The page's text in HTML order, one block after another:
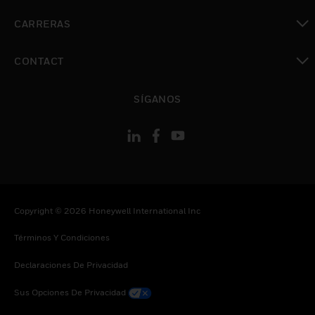
CARRERAS
CONTACT
SÍGANOS
Copyright © 2026 Honeywell International Inc
Términos Y Condiciones
Declaraciones De Privacidad
Sus Opciones De Privacidad